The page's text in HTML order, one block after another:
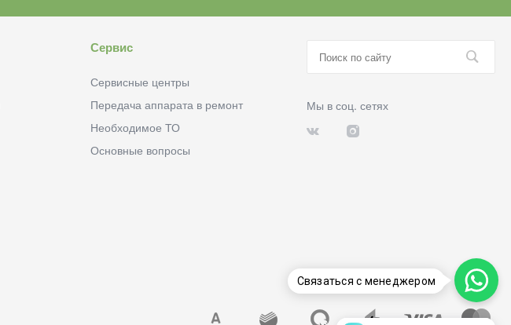
Сервис
Сервисные центры
Передача аппарата в ремонт
Необходимое ТО
Основные вопросы
Мы в соц. сетях
Связаться с менеджером